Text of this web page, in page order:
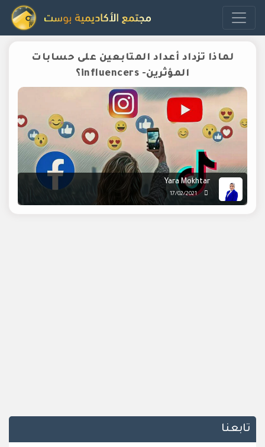
لماذا تزداد أعداد المتابعين على حسابات
المؤثرين- influencers؟
Yara Mokhtar
17/02/2021
تابعنا